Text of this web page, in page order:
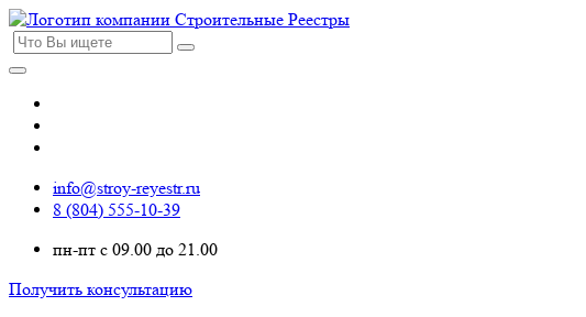
info@stroy-reyestr.ru
8 (804) 555-10-39
пн-пт с 09.00 до 21.00
Получить консультацию